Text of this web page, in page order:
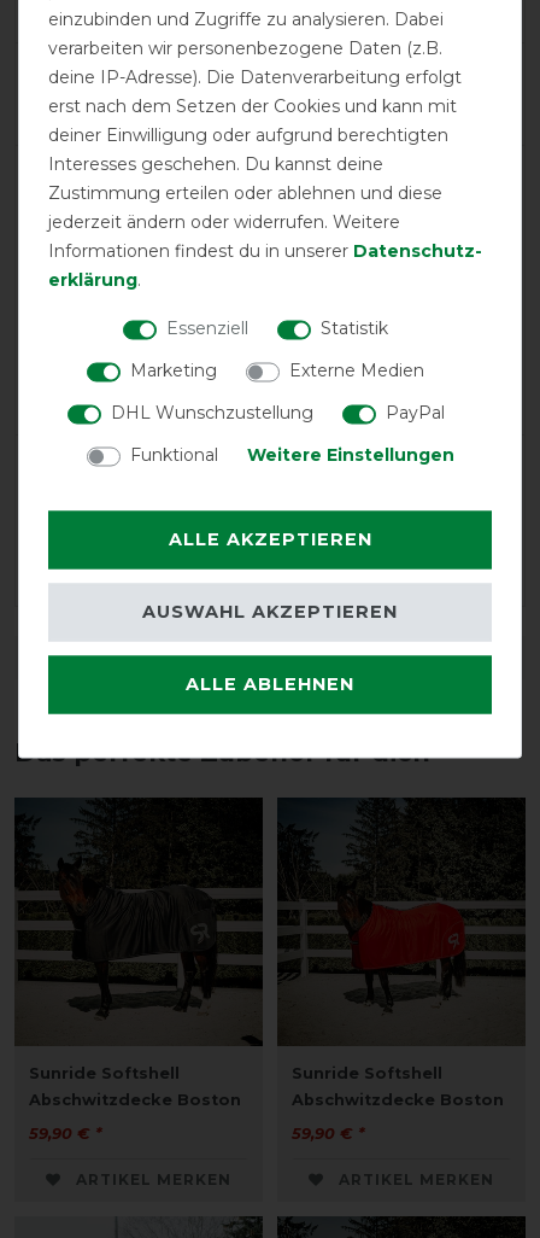
Product Rating
5/5
product experience
Positive
100%
Negative
0%
LATEST REVIEWS
Très bon produit, couverture magnifique de bonne
qualité
DETAILS ZUR PRODUKTSICHERHEIT
Das perfekte Zubehör für dich
Sunride Softshell
Abschwitzdecke Boston
59,90 € *
ARTIKEL MERKEN
Sunride Softshell
Abschwitzdecke Boston
59,90 € *
ARTIKEL MERKEN
einzubinden und Zugriffe zu analysieren. Dabei
verarbeiten wir personenbezogene Daten (z.B.
deine IP-Adresse). Die Datenverarbeitung erfolgt
erst nach dem Setzen der Cookies und kann mit
deiner Einwilligung oder aufgrund berechtigten
Interesses geschehen. Du kannst deine
Zustimmung erteilen oder ablehnen und diese
jederzeit ändern oder widerrufen. Weitere
Informationen findest du in unserer Daten­schutz­
erklärung.
Essenziell
Statistik
Marketing
Externe Medien
DHL Wunschzustellung
PayPal
Funktional
Weitere Einstellungen
ALLE AKZEPTIEREN
ALLE ABLEHNEN
AUSWAHL AKZEPTIEREN